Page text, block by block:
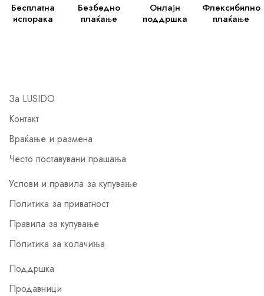
Бесплатна
испорака
Безбедно
плаќање
Онлајн
поддршка
Флексибилно
плаќање
За LUSIDO
Контакт
Враќање и размена
Често поставувани прашања
Услови и правила за купување
Политика за приватност
Правила за купување
Политика за колачиња
Поддршка
Продавници